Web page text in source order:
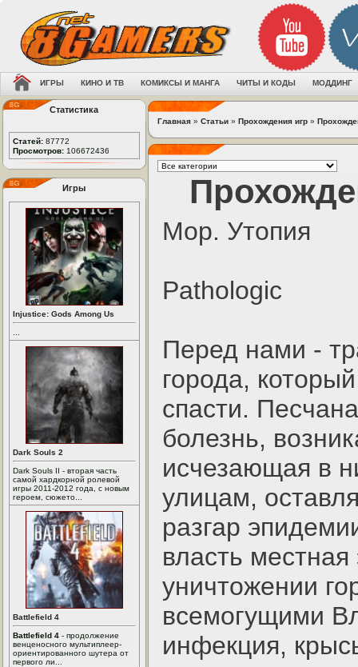
ИГРЫ КИНО И ТВ КОМИКСЫ И МАНГА ЧИТЫ И КОДЫ МОДДИНГ
Статистика
Статей: 87772
Просмотров: 106672436
Игры
Injustice: Gods Among Us
Dark Souls 2
Dark Souls II - вторая часть
самой хардкорной ролевой
игры 2011-2012 года, с новым
героем, сюжето...
Battlefield 4
Battlefield 4 - продолжение
венценосного мультиплеер-
ориентированного шутера от
первого ли...
Главная » Статьи » Прохождения игр »
Мор. Утопия
Pathologic
Перед нами -
города,
спасти.
болезнь,
исчезающая в
улицам,
разгар
власть
уничтожении
всемогущими
инфекция,